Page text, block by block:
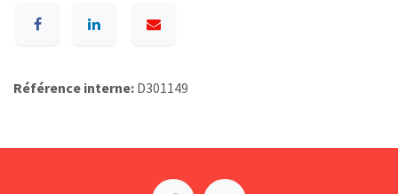
Référence interne: D301149